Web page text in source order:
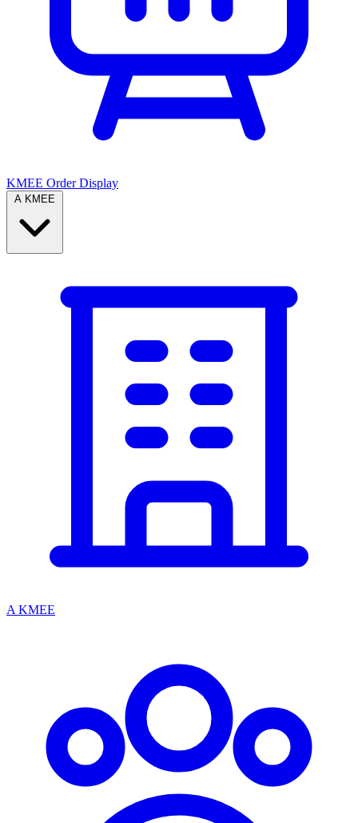
KMEE Order Display
A KMEE